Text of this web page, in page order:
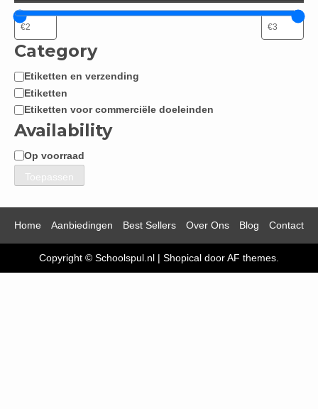
Category
Categorie
Etiketten en verzending
Etiketten
Etiketten voor commerciële doeleinden
Availability
Beschikbaarheid
Op voorraad
Toepassen
Home Aanbiedingen Best Sellers Over Ons Blog Contact
Copyright © Schoolspul.nl | Shopical door AF themes.